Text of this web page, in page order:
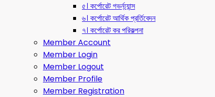
৫। কর্পোরেট গভর্ন্য্যান্স
৬। কর্পোরেট আর্থিক প্রর্তিবেদন
৭। কর্পোরেট কর পরিকল্পনা
Member Account
Member Login
Member Logout
Member Profile
Member Registration